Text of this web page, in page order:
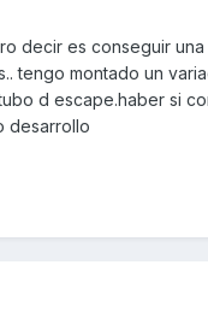
decir es conseguir
tengo montado un
d escape.haber si
desarrollo